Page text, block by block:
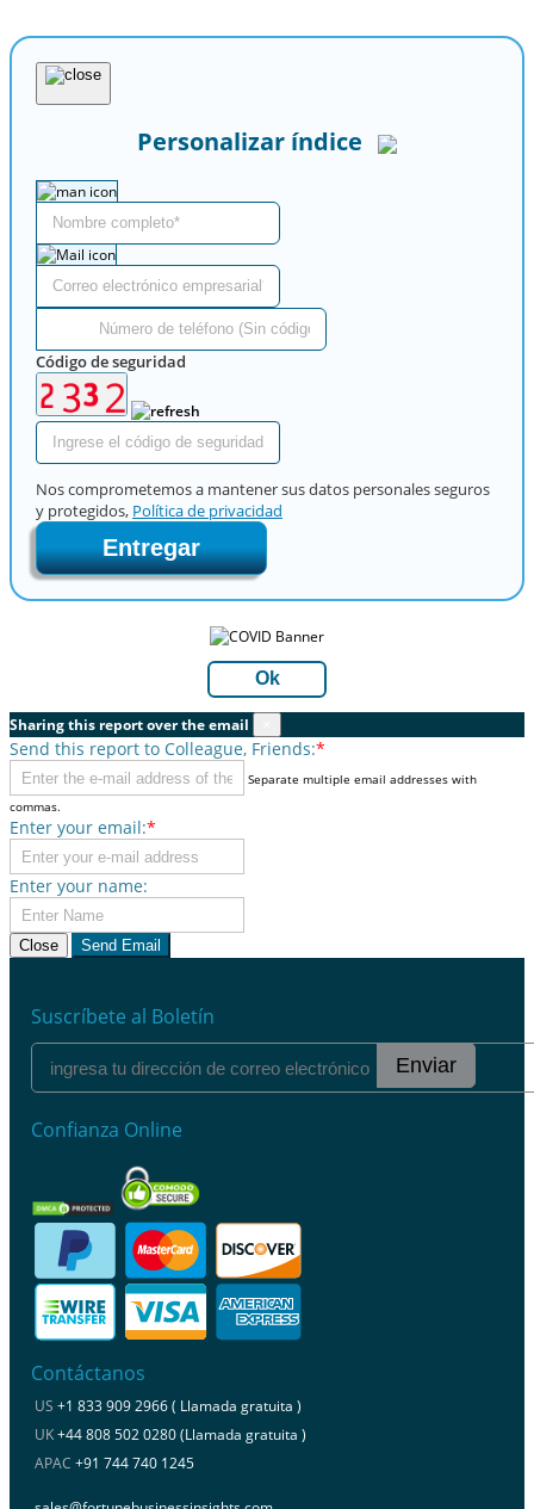
Personalizar índice
Código de seguridad
Nos comprometemos a mantener sus datos personales seguros
y protegidos, Política de privacidad
Entregar
Ok
Sharing this report over the email
Send this report to Colleague, Friends:*
Separate multiple email addresses with
commas.
Enter your email:*
Enter your name:
Close Send Email
Suscríbete al Boletín
Enviar
Confianza Online
Contáctanos
US +1 833 909 2966 ( Llamada gratuita )
UK+44 808 502 0280 (Llamada gratuita )
APAC +91 744 740 1245